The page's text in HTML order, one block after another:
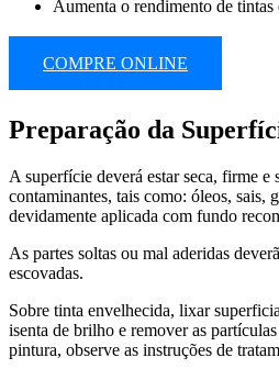
Aumenta o rendimento de tintas
COMPRE ONLINE
Preparação da
A superfície deverá estar seca, firme e
contaminantes, tais como: óleos, sais,
devidamente aplicada com fundo
As partes soltas ou mal aderidas
escovadas.
Sobre tinta envelhecida, lixar
isenta de brilho e remover as
pintura, observe as instruções de